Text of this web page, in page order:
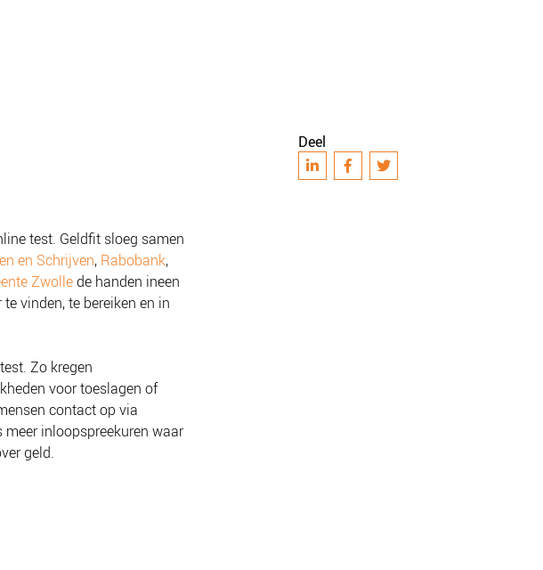
test. Geldfit sloeg samen
en Schrijven, Rabobank,
Zwollede handen ineen
vinden, te bereiken en in
Zo kregen
voor toeslagen of
contact op via
inloopspreekuren waar
geld.
Deel